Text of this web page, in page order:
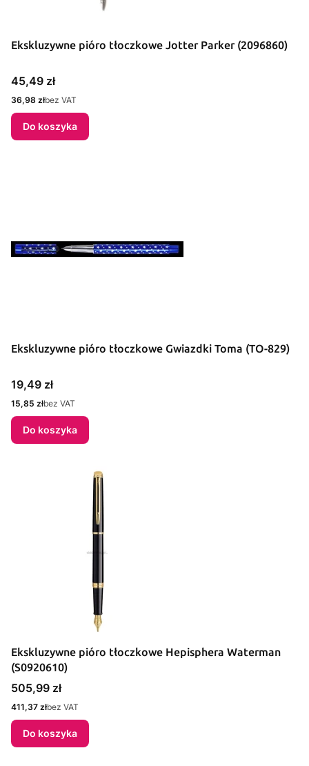
Ekskluzywne pióro tłoczkowe Jotter Parker (2096860)
Cena
45,49 zł
Cena
36,98 złbez VAT
Do koszyka
Ekskluzywne pióro tłoczkowe Gwiazdki Toma (TO-829)
Cena
19,49 zł
Cena
15,85 złbez VAT
Do koszyka
Ekskluzywne pióro tłoczkowe Hepisphera Waterman
(S0920610)
Cena
505,99 zł
Cena
411,37 złbez VAT
Do koszyka